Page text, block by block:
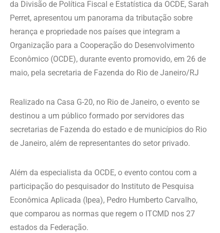
da Divisão de Política Fiscal e Estatística da OCDE, Sarah
Perret, apresentou um panorama da tributação sobre
herança e propriedade nos países que integram a
Organização para a Cooperação do Desenvolvimento
Econômico (OCDE), durante evento promovido, em 26 de
maio, pela secretaria de Fazenda do Rio de Janeiro/RJ
Realizado na Casa G-20, no Rio de Janeiro, o evento se
destinou a um público formado por servidores das
secretarias de Fazenda do estado e de municípios do Rio
de Janeiro, além de representantes do setor privado.
Além da especialista da OCDE, o evento contou com a
participação do pesquisador do Instituto de Pesquisa
Econômica Aplicada (Ipea), Pedro Humberto Carvalho,
que comparou as normas que regem o ITCMD nos 27
estados da Federação.